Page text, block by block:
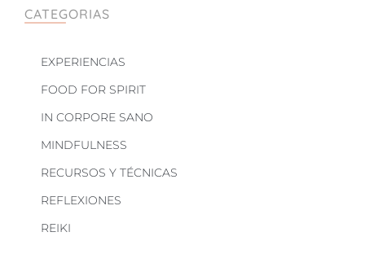
CATEGORIAS
EXPERIENCIAS
FOOD FOR SPIRIT
IN CORPORE SANO
MINDFULNESS
RECURSOS Y TÉCNICAS
REFLEXIONES
REIKI